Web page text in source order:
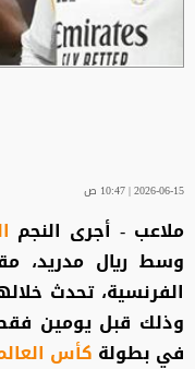
2026-06-15 | 10:47 ص
ملاعب - أجرى النجم
وسط ريال مدريد،
الفرنسية، تحدث
وذلك قبل يومين
في بطولة كأس